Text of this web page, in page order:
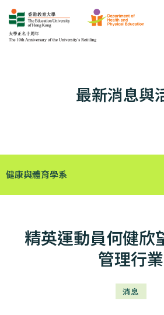
最新消息與
健康與體育學系
精英運動員何健欣
管理行業
消息